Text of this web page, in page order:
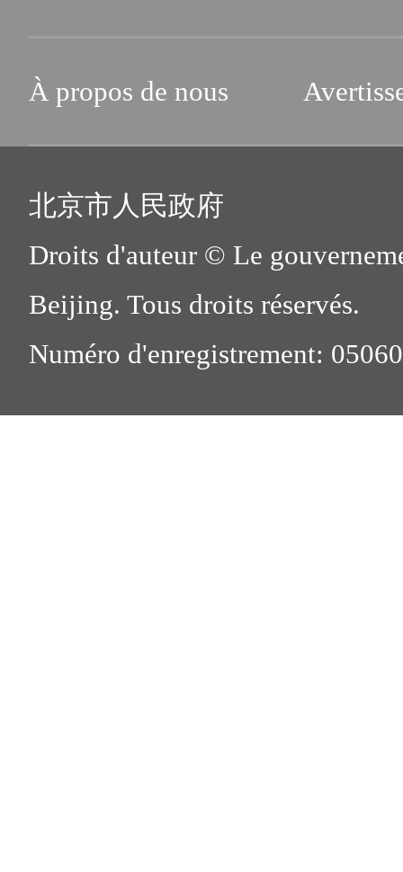
À propos de nous
北京市人民政府
Droits d'auteur © Le
Beijing. Tous droits réservés.
Numéro d'enregistrement: